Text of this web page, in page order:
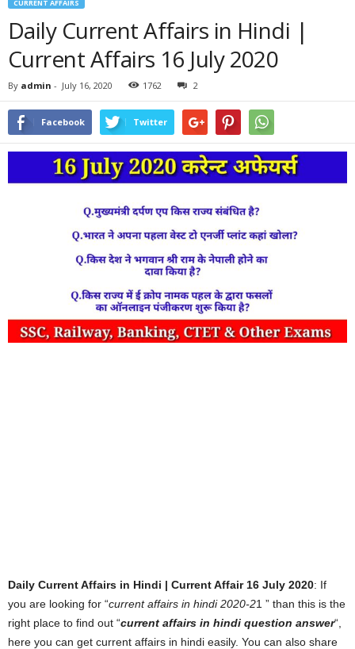
CURRENT AFFAIRS
Daily Current Affairs in Hindi |
Current Affairs 16 July 2020
By admin - July 16, 2020 1762 2
Facebook Twitter
Daily Current Affairs in Hindi | Current Affair 16 July 2020: If
you are looking for “current affairs in hindi 2020-21 ” than this is the
right place to find out “current affairs in hindi question answer“,
here you can get current affairs in hindi easily. You can also share